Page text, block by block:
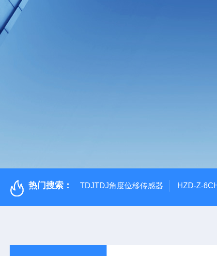
热门搜索： TDJTDJ角度位移传感器 HZD-Z-